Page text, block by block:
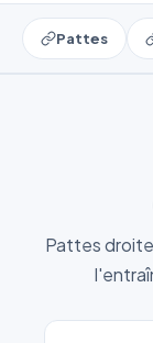
Pattes
Pattes